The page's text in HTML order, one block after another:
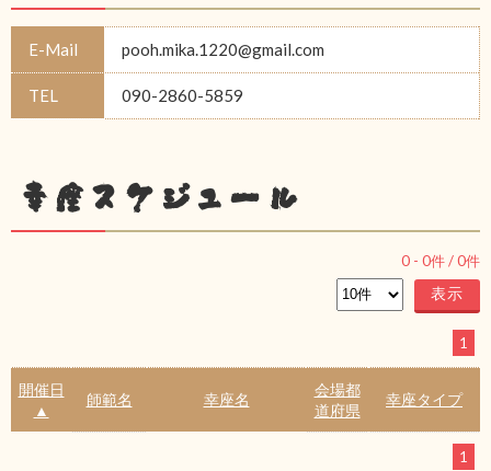
E-Mail pooh.mika.1220@gmail.com
TEL 090-2860-5859
幸座スケジュール
0 - 0件 /0件
1
開催日
▲
師範名 幸座名
会場都
道府県
幸座タイプ
1